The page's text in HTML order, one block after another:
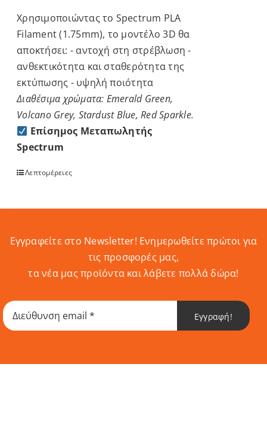
προϊόντος
through
30.14 €
Χρησιμοποιώντας το Spectrum PLA
Filament (1.75mm), το μοντέλο 3D θα
αποκτήσει: - αντοχή στη στρέβλωση -
ανθεκτικότητα και σταθερότητα της
εκτύπωσης - υψηλή ποιότητα
Διαθέσιμα χρώματα: Emerald Green,
Volcano Grey, Stardust Blue, Red Sparkle.
Επίσημος Μεταπωλητής
Spectrum
Λεπτομέρειες
Εγγραφείτε στο Newsletter! Eνημερωθείτε πρώτοι για
τις προσφορές μας,
τα νέα μας προϊόντα και λάβετε πολλά δώρα!
Εγγραφή!